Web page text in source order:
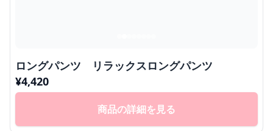
ロングパンツ リラックスロングパンツ
¥4,420
商品の詳細を見る